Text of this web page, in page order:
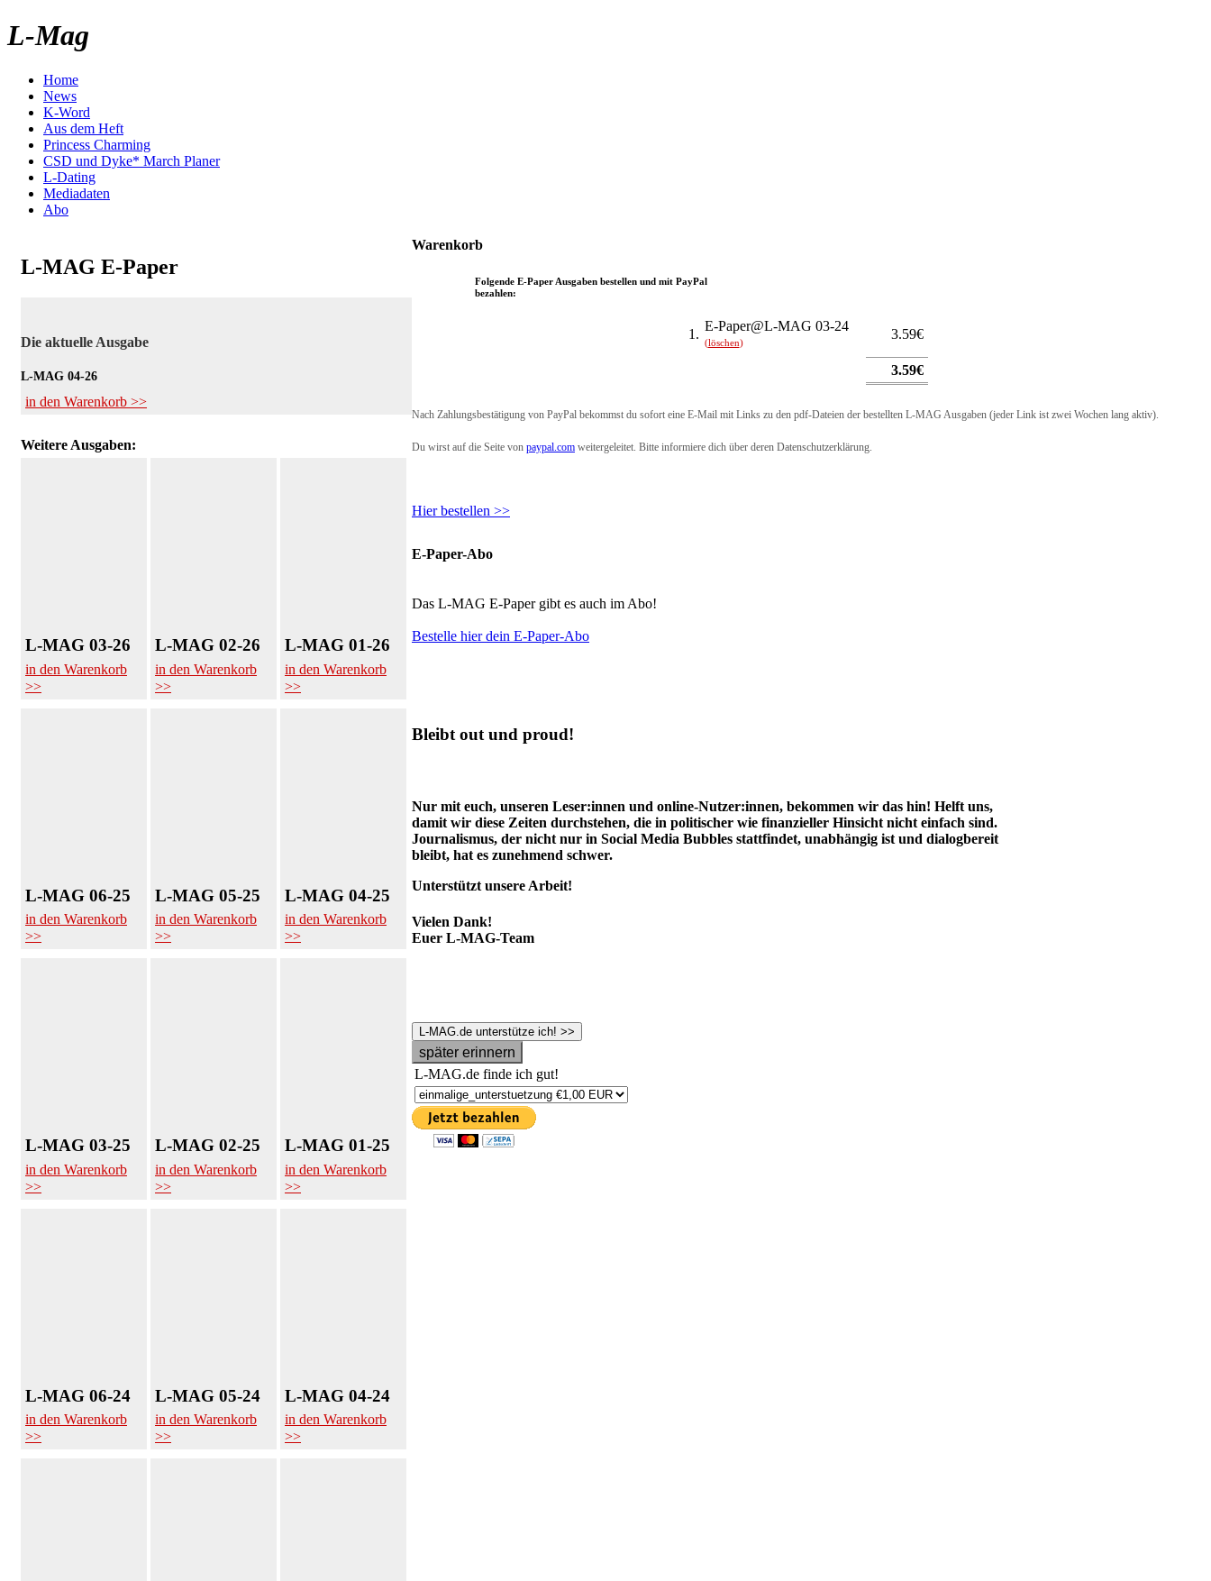
L-Mag
Home
News
K-Word
Aus dem Heft
Princess Charming
CSD und Dyke* March Planer
L-Dating
Mediadaten
Abo
L-MAG E-Paper
Die aktuelle Ausgabe
L-MAG 04-26
in den Warenkorb >>
Weitere Ausgaben:
L-MAG 03-26
in den Warenkorb
>>
L-MAG 02-26
in den Warenkorb
>>
L-MAG 01-26
in den Warenkorb
>>
L-MAG 06-25
in den Warenkorb
>>
L-MAG 05-25
in den Warenkorb
>>
L-MAG 04-25
in den Warenkorb
>>
L-MAG 03-25
in den Warenkorb
>>
L-MAG 02-25
in den Warenkorb
>>
L-MAG 01-25
in den Warenkorb
>>
L-MAG 06-24
in den Warenkorb
>>
L-MAG 05-24
in den Warenkorb
>>
L-MAG 04-24
in den Warenkorb
>>
Warenkorb
Folgende E-Paper Ausgaben bestellen und mit PayPal
bezahlen:
1.
E-Paper@L-MAG 03-24
(löschen)
3.59€
3.59€
Nach Zahlungsbestätigung von PayPal bekommst du sofort eine E-Mail mit Links zu den pdf-Dateien der bestellten L-MAG Ausgaben (jeder Link ist zwei Wochen lang aktiv).
Du wirst auf die Seite von paypal.com weitergeleitet. Bitte informiere dich über deren Datenschutzerklärung.
Hier bestellen >>
E-Paper-Abo
Das L-MAG E-Paper gibt es auch im Abo!
Bestelle hier dein E-Paper-Abo
Bleibt out und proud!
Nur mit euch, unseren Leser:innen und online-Nutzer:innen, bekommen wir das hin! Helft uns,
damit wir diese Zeiten durchstehen, die in politischer wie finanzieller Hinsicht nicht einfach sind.
Journalismus, der nicht nur in Social Media Bubbles stattfindet, unabhängig ist und dialogbereit
bleibt, hat es zunehmend schwer.
Unterstützt unsere Arbeit!
Vielen Dank!
Euer L-MAG-Team
L-MAG.de unterstütze ich! >>
später erinnern
L-MAG.de finde ich gut!